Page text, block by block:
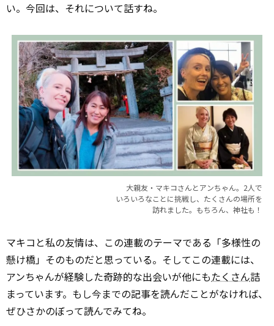
い。今回は、それについて話すね。
大親友・マキコさんとアンちゃん。2人で
いろいろなことに挑戦し、たくさんの場所を
訪れました。もちろん、神社も！
マキコと私の友情は、この連載のテーマである「多様性の
懸け橋」そのものだと思っている。そしてこの連載には、
アンちゃんが経験した奇跡的な出会いが他にもたくさん詰
まっています。もし今までの記事を読んだことがなければ、
ぜひさかのぼって読んでみてね。